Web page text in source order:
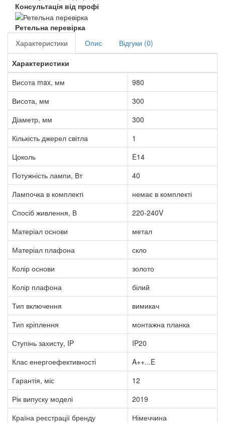
Консультація від профі
Ретельна перевірка
Характеристики
Опис
Відгуки (0)
Характеристики
Висота max, мм
980
Висота, мм
300
Діаметр, мм
300
Кількість джерел світла
1
Цоколь
E14
Потужність лампи, Вт
40
Лампочка в комплекті
немає в комплекті
Спосіб живлення, В
220-240V
Матеріал основи
метал
Матеріал плафона
скло
Колір основи
золото
Колір плафона
білий
Тип включення
вимикач
Тип кріплення
монтажна планка
Ступінь захисту, IP
IP20
Клас енергоефективності
A++...E
Гарантія, міс
12
Рік випуску моделі
2019
Країна реєстрації бренду
Німеччина